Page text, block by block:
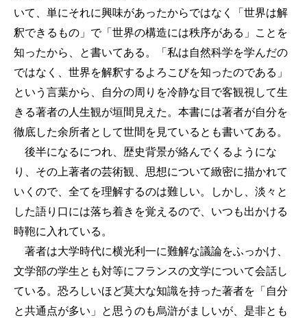
いて、単にそれに興味があったからではなく「世界は解
釈できるもの」で「世界の構造には秩序がある」ことを
知ったから、と書いてある。「私は自然科学を学んだの
ではなく、世界を解釈するよろこびを知ったのである」
という言葉から、自分の周りを冷静な目で客観視して生
きる著者の人生観が垣間見えた。本書には著者が自分を
徹底した余所者として世間を見ているとも書いてある。
後半になるにつれ、歴史背景が絡んでくるようにな
り、その上著者の芸術観、思想について緻密に描かれて
いくので、全てを理解するのは難しい。しかし、淡々と
した語り口には落ち着きを覚えるので、いつも出かける
時鞄に入れている。
著者は大学時代に横光利一に難解な議論をふっかけ、
文学部の学生とも対等にフランスの文学について会話し
ている。恐ろしいほど莫大な知識を持った著者を「自分
と共通点が多い」と思うのも烏滸がましいが、是非とも